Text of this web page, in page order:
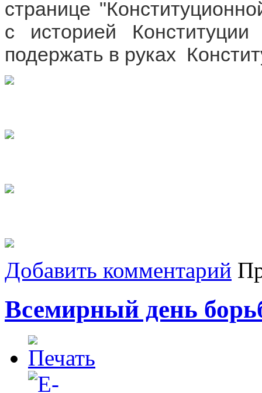
странице
с историей
подержать в руках
Добавить комментарий
Всемирный день